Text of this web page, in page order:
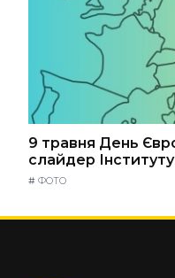
9 травня День
слайдер Інституту
# ФОТО